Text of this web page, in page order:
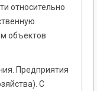
относительно
объектов
Предприятия
С